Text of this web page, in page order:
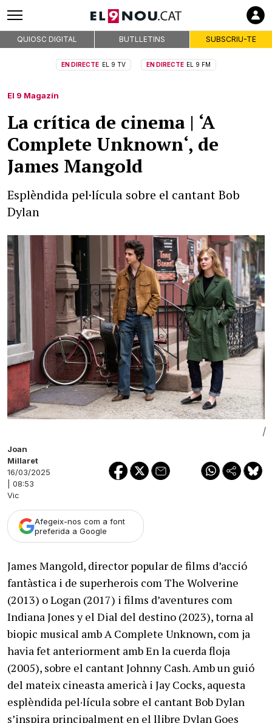
QUIOSC DIGITAL BUTLLETINS SUBSCRIU-TE
EN DIRECTE EL 9 TV EN DIRECTE EL 9 FM
El 9 Magazín
La crítica de cinema | ‘A
Complete Unknown‘, de
James Mangold
Esplèndida pel·lícula sobre el cantant Bob
Dylan
|
Joan
Millaret
16/03/2025
| 08:53
Vic
Afegeix-nos com a font
preferida a Google
James Mangold, director popular de films d’acció
fantàstica i de superherois com The Wolverine
(2013) o Logan (2017) i films d’aventures com
Indiana Jones y el Dial del destino (2023), torna al
biopic musical amb A Complete Unknown, com ja
havia fet anteriorment amb En la cuerda floja
(2005), sobre el cantant Johnny Cash. Amb un guió
del mateix cineasta americà i Jay Cocks, aquesta
esplèndida pel·lícula sobre el cantant Bob Dylan
s’inspira principalment en el llibre Dylan Goes